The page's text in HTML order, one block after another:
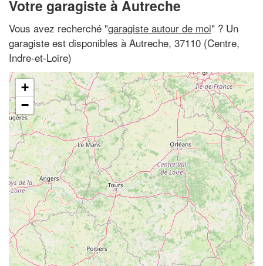
Votre garagiste à Autreche
Vous avez recherché "garagiste autour de moi" ? Un
garagiste est disponibles à Autreche, 37110 (Centre,
Indre-et-Loire)
+
−